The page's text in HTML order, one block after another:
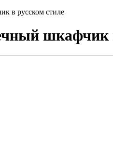
в русском стиле
шкафчик